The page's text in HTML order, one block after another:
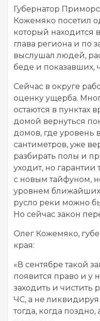
Губернатор
Кожемяко посетил
который находится
глава региона и по
выслушал людей,
беде и показавших,
Сейчас в округе
оценку ущерба.
остаются в пунктах
домой вернуться
домов, где уровень
сантиметров, уже
разбирать полы и
уходит, но гарантии
с новым тайфуном,
уровнем ближайших
русло реки можно
Но сейчас закон
Олег Кожемяко,
края:
«В сентябре такой
появится право и у
заходить и чистить
ЧС, а не
тогда, когда поздно,